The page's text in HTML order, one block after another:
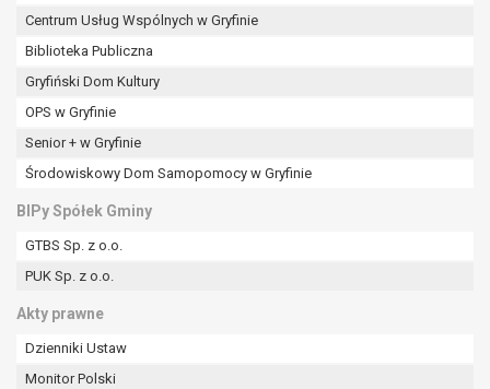
Centrum Usług Wspólnych w Gryfinie
Biblioteka Publiczna
Gryfiński Dom Kultury
OPS w Gryfinie
Senior + w Gryfinie
Środowiskowy Dom Samopomocy w Gryfinie
BIPy Spółek Gminy
GTBS Sp. z o.o.
PUK Sp. z o.o.
Akty prawne
Dzienniki Ustaw
Monitor Polski